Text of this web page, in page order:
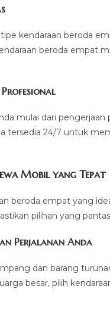
kendaraan beroda
beroda empat
mulai dari
tersedia 24/7 untuk
Mobil yang Tepat
beroda empat yang
pilihan yang
Perjalanan Anda
dan barang
besar, pilih